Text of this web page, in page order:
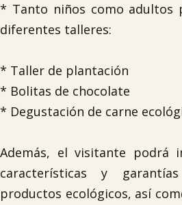
* Tanto niños como adultos
diferentes talleres:
* Taller de plantación
* Bolitas de chocolate
* Degustación de carne
Además, el visitante podrá
características y
productos ecológicos, así